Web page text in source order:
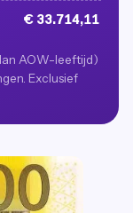
€ 33.714,11
AOW-leeftijd)
Exclusief